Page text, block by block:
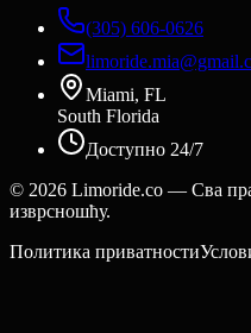
(305) 606-0626
Miami, FL
South Florida
Доступно 24/7
© 2026 Limoride.co — Сва
изврсношћу.
Политика приватности